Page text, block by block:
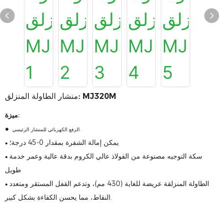
منشار الطاولة المنزلق: MJ320M
ميزة:
●
الرفع الكهربائي للمنشار الرئيسي.
● يمكن إمالة الشفرة بمقدار 0-45 درجة؛
● سكة التوجيه مصنوعة من الفولاذ عالي الكروم بدقة عالية وعمر خدمة
طويل
● الطاولة المنزلقة عريضة للغاية (430 مم)، وتدعم القفل المستقر ومتعدد
النقاط، مما يحسن الكفاءة بشكل كبير.